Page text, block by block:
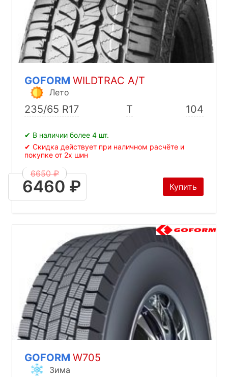
GOFORM WILDTRAC A/T
Лето
235/65 R17 T 104
✔ В наличии более 4 шт.
✔ Скидка действует при наличном расчёте и
покупке от 2х шин
6650 ₽
6460 ₽ Купить
GOFORM W705
Зима